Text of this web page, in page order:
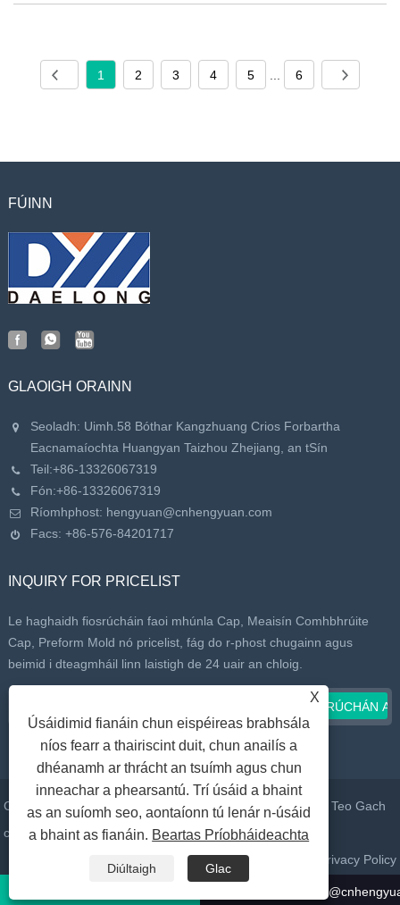
1 2 3 4 5 6
FÚINN
GLAOIGH ORAINN
Seoladh: Uimh.58 Bóthar Kangzhuang Crios Forbartha
Eacnamaíochta Huangyan Taizhou Zhejiang, an tSín
Teil:+86-13326067319
Fón:+86-13326067319
Ríomhphost: hengyuan@cnhengyuan.com
Facs: +86-576-84201717
INQUIRY FOR PRICELIST
Le haghaidh fiosrúcháin faoi mhúnla Cap, Meaisín Comhbhrúite
Cap, Preform Mold nó pricelist, fág do r-phost chugainn agus
beimid i dteagmháil linn laistigh de 24 uair an chloig.
Cóipcheart © 2022 Taizhou Huangyan Daelong Mold Co., Teo Gach
ceart ar cosaint.
Sitemap RSS Privacy Policy
X
Úsáidimid fianáin chun eispéireas brabhsála
níos fearr a thairiscint duit, chun anailís a
dhéanamh ar thrácht an tsuímh agus chun
inneachar a phearsantú. Trí úsáid a bhaint
as an suíomh seo, aontaíonn tú lenár n-úsáid
a bhaint as fianáin. Beartas Príobháideachta
Diúltaigh
Glac